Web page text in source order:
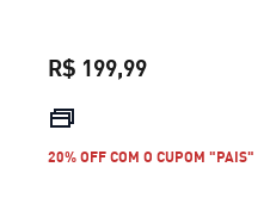
R$ 199,99
20% OFF COM O CUPOM "PAIS"